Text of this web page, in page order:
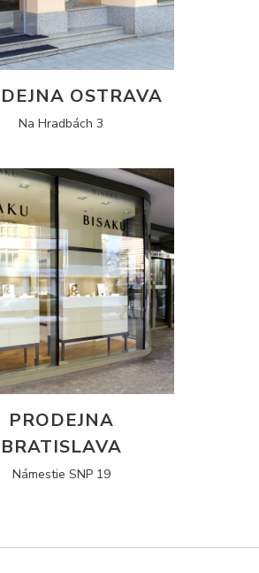
OSTRAVA
Na Hradbách 3
PRODEJNA
BRATISLAVA
Námestie SNP 19